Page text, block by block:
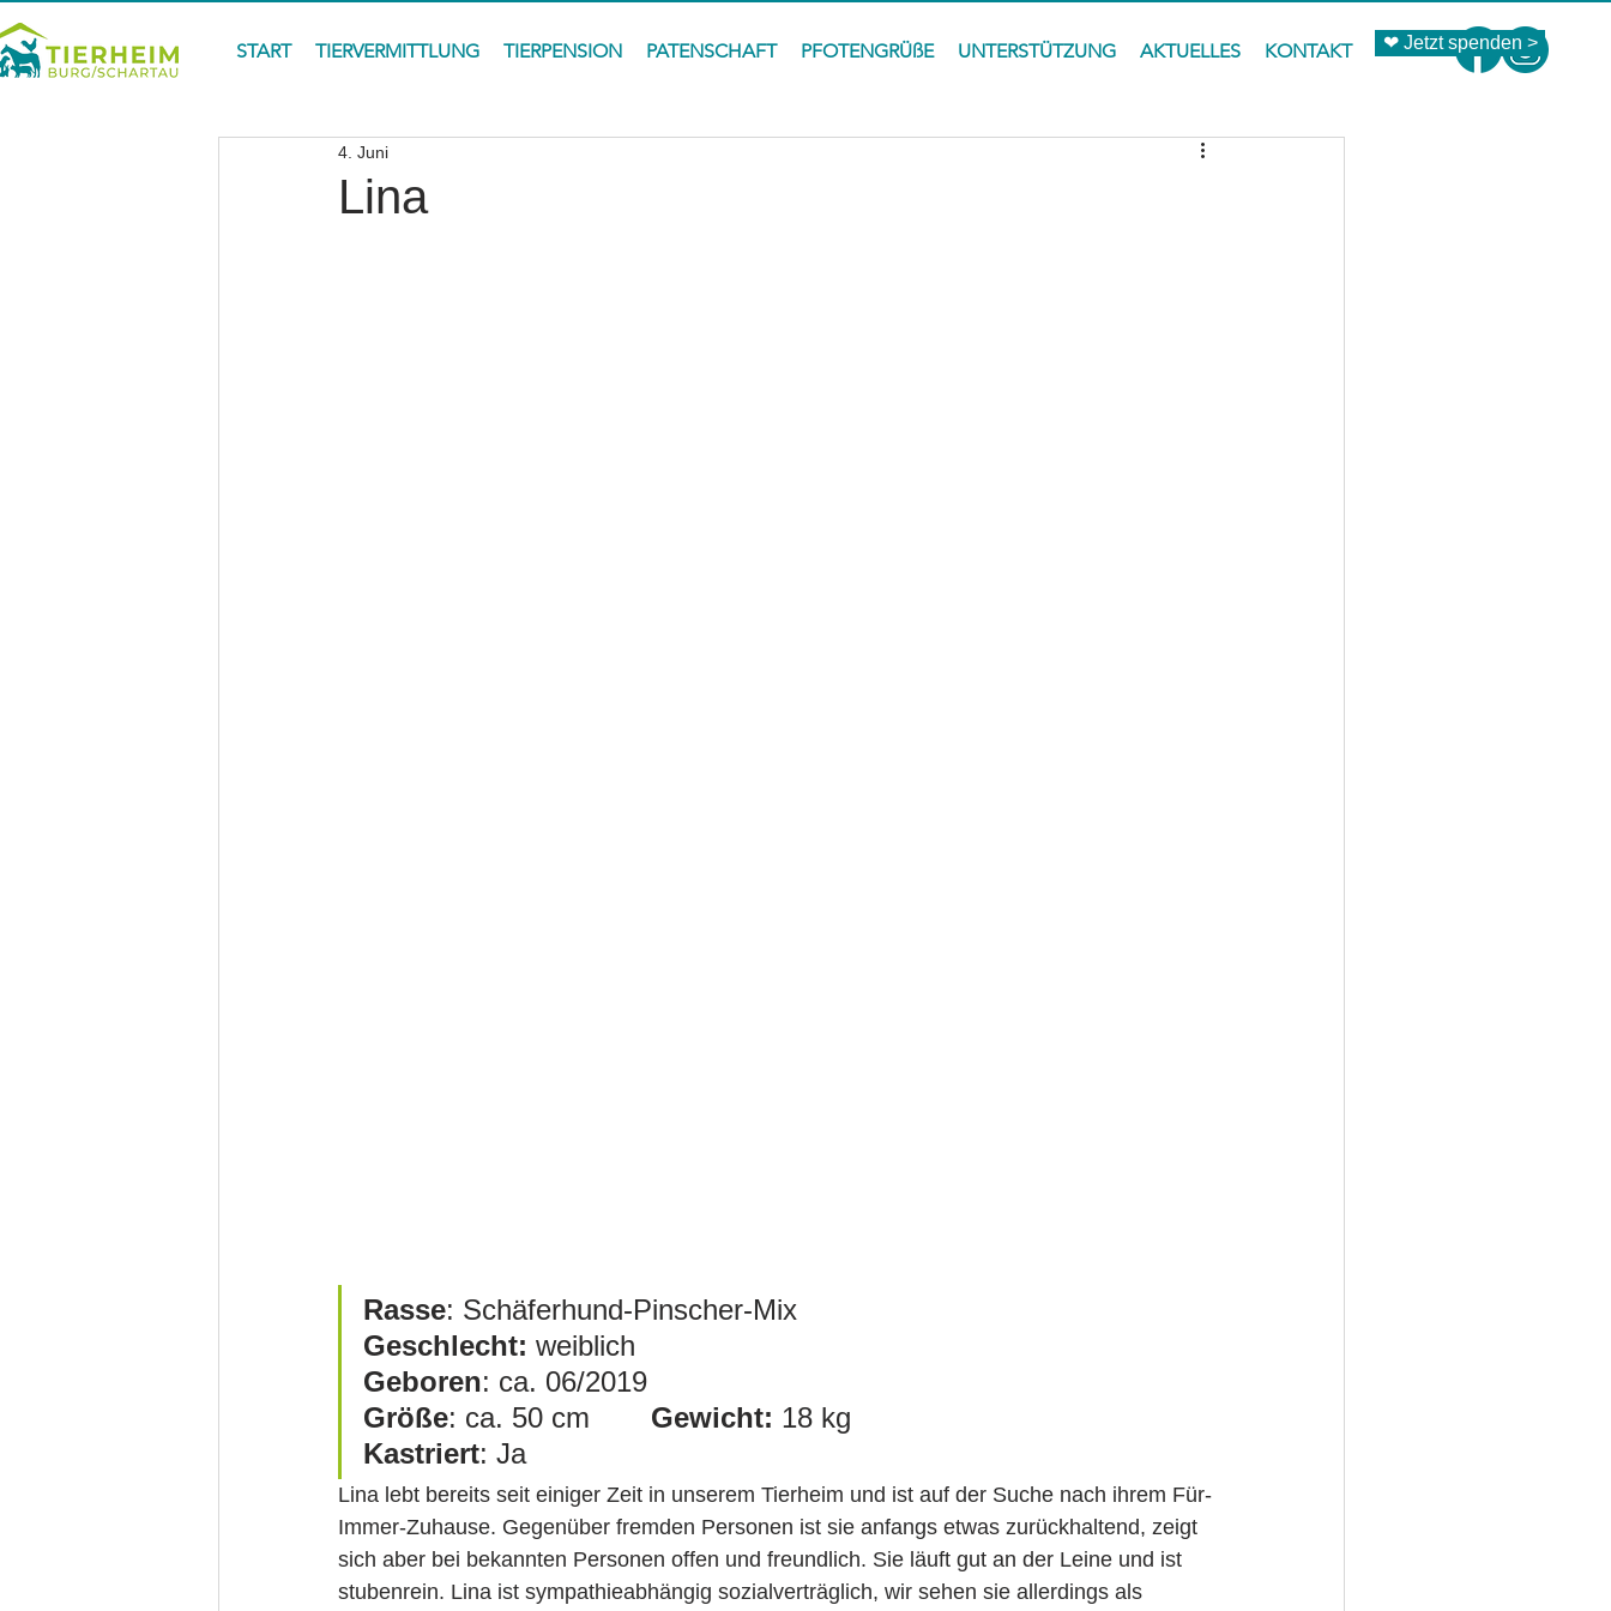
START TIERVERMITTLUNG TIERPENSION PATENSCHAFT PFOTENGRÜßE UNTERSTÜTZUNG AKTUELLES KONTAKT ❤ Jetzt spenden >
Lina
4. Juni
Rasse: Schäferhund-Pinscher-Mix
Geschlecht: weiblich
Geboren: ca. 06/2019
Größe
Gewicht: 18 kg
Kastriert: Ja
Lina lebt bereits seit einiger Zeit in unserem Tierheim und ist auf der Suche nach ihrem Für-
Immer-Zuhause. Gegenüber fremden Personen ist sie anfangs etwas zurückhaltend, zeigt
sich aber bei bekannten Personen offen und freundlich. Sie läuft gut an der Leine und ist
stubenrein. Lina ist sympathieabhängig sozialverträglich, wir sehen sie allerdings als